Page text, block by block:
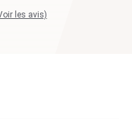
les avis)